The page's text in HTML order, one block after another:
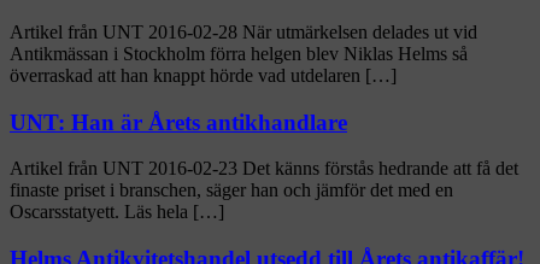
Artikel från UNT 2016-02-28 När utmärkelsen delades ut vid
Antikmässan i Stockholm förra helgen blev Niklas Helms så
överraskad att han knappt hörde vad utdelaren […]
UNT: Han är Årets antikhandlare
Artikel från UNT 2016-02-23 Det känns förstås hedrande att få det
finaste priset i branschen, säger han och jämför det med en
Oscarsstatyett. Läs hela […]
Helms Antikvitetshandel utsedd till Årets antikaffär!